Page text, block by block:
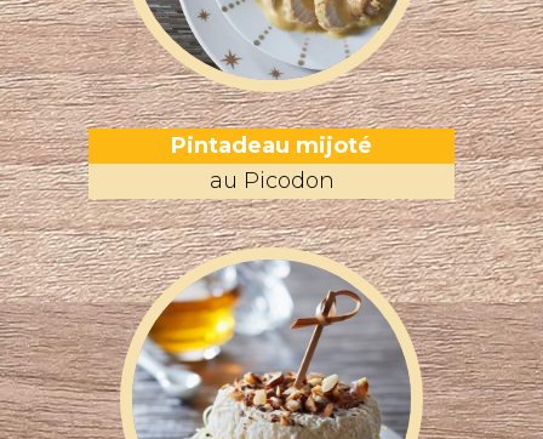
Pintadeau mijoté
au Picodon